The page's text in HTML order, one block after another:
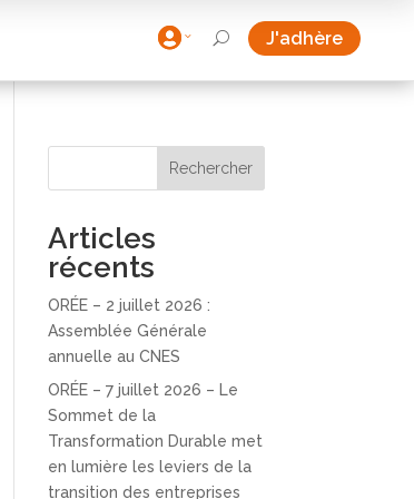
 U J'adhère
Rechercher
Articles
récents
ORÉE – 2 juillet 2026 :
Assemblée Générale
annuelle au CNES
ORÉE – 7 juillet 2026 – Le
Sommet de la
Transformation Durable met
en lumière les leviers de la
transition des entreprises